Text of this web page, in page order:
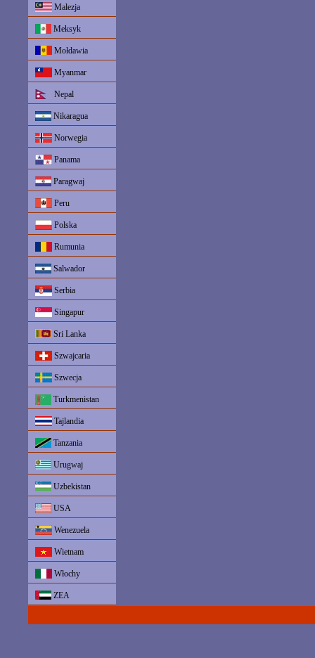
Malezja
Meksyk
Mołdawia
Myanmar
Nepal
Nikaragua
Norwegia
Panama
Paragwaj
Peru
Polska
Rumunia
Salwador
Serbia
Singapur
Sri Lanka
Szwajcaria
Szwecja
Turkmenistan
Tajlandia
Tanzania
Urugwaj
Uzbekistan
USA
Wenezuela
Wietnam
Włochy
ZEA